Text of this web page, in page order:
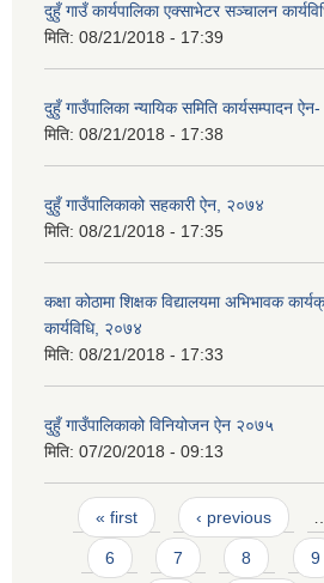
दुहुँ गाउँ कार्यपालिका एक्साभेटर सञ्चालन
मिति: 08/21/2018 - 17:39
दुहुँ गाउँपालिका न्यायिक समिति कार्यसम्पादन
मिति: 08/21/2018 - 17:38
दुहुँ गाउँपालिकाको सहकारी ऐन, २०७४
मिति: 08/21/2018 - 17:35
कक्षा कोठामा शिक्षक विद्यालयमा अभिभावक
कार्यविधि, २०७४
मिति: 08/21/2018 - 17:33
दुहुँ गाउँपालिकाको विनियोजन ऐन २०७५
मिति: 07/20/2018 - 09:13
Pages
« first ‹ previous
6 7 8 9